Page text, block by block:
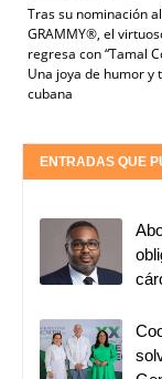
Tras su nominación al
GRAMMY®, el
regresa con “Tamal
Una joya de humor y
cubana
ENTRADAS QUE